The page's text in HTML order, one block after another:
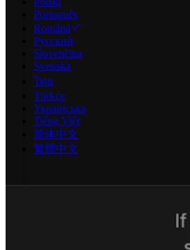
Português
Română
Русский
Slovenčina
Svenska
ไทย
Türkçe
Українська
Tiếng Việt
简体中文
繁體中文